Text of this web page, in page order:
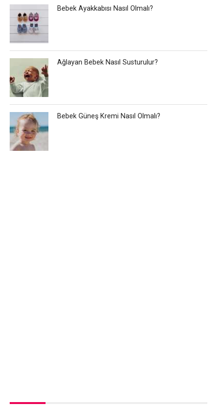
Bebek Ayakkabısı Nasıl Olmalı?
Ağlayan Bebek Nasıl Susturulur?
Bebek Güneş Kremi Nasıl Olmalı?